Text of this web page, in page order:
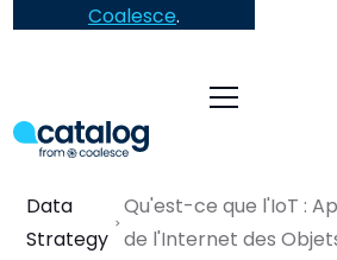
Coalesce.
Data
Strategy
Qu'est-ce que l'IoT :
de l'Internet des